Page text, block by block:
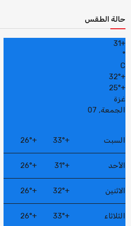
حالة الطقس
+
31
°
C
+
32°
+
25°
غزة
الجمعة, 07
السبت +
33°
+
26°
الأحد +
31°
+
26°
الاثنين +
32°
+
26°
الثلاثاء +
33°
+
26°